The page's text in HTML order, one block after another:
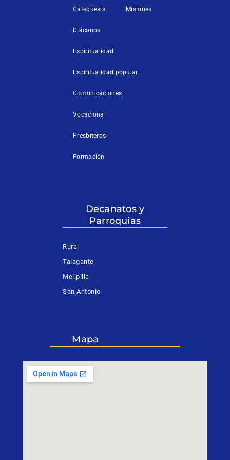
Catequesis Misiones
Diáconos
Espiritualidad
Espiritualidad popular
Comunicaciones
Vocacional
Presbiteros
Formación
Decanatos y
Parroquias
Rural
Talagante
Melipilla
San Antonio
Mapa